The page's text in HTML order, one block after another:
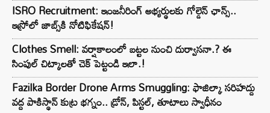
ISRO Recruitment: ఇంజనీరింగ్‌ అభ్యర్థులకు గోల్డెన్‌ ఛాన్స్..
ఇస్రోలో జాబ్స్‌కి నోటిఫికేషన్!
Clothes Smell: వర్షాకాలంలో బట్టల నుంచి దుర్వాసనా.? ఈ
సింపుల్ చిట్కాలతో చెక్ పెట్టండి ఇలా.!
Fazilka Border Drone Arms Smuggling: ఫాజిల్కా సరిహద్దు
వద్ద పాకిస్థాన్ కుట్ర భగ్నం.. డ్రోన్, పిస్టల్, తూటాలు స్వాధీనం